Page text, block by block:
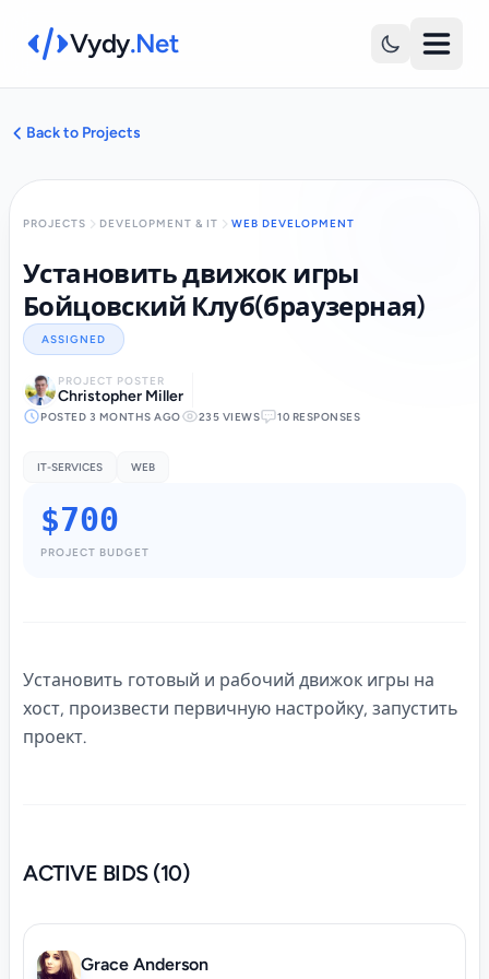
Vydy.Net
Back to Projects
PROJECTS DEVELOPMENT & IT WEB DEVELOPMENT
Установить движок игры
Бойцовский Клуб(браузерная)
ASSIGNED
PROJECT POSTER
Christopher Miller
POSTED 3 MONTHS AGO 235 VIEWS 10 RESPONSES
IT-SERVICES WEB
$700
PROJECT BUDGET
Установить готовый и рабочий движок игры на
хост, произвести первичную настройку, запустить
проект.
ACTIVE BIDS (10)
Grace Anderson